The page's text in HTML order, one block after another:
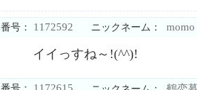
番号： 1172592 ニックネーム： momo
イイっすね～!(^^)!
1172615